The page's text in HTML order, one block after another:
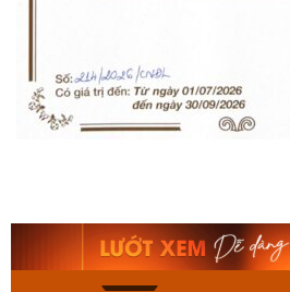
Mua ngay